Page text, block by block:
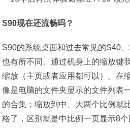
S90现在还流畅吗？
S90的系统桌面和过去常见的S40
也有所不同。通过机身上的缩放键
缩放（主页或者应用都可以）。在
像是电脑的文件夹显示的文件列表
的合集；缩放到中、大两个比例就
格了，区别就是中比例一页显示8